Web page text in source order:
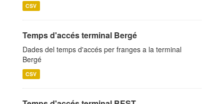
CSV
Temps d'accés terminal Bergé
Dades del temps d'accés per franges a la terminal
Bergé
CSV